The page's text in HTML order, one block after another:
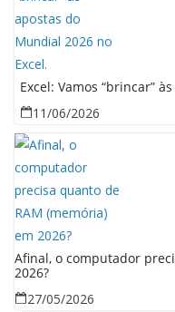
Excel: Vamos “brincar”
11/06/2026
Afinal, o computador
2026?
27/05/2026